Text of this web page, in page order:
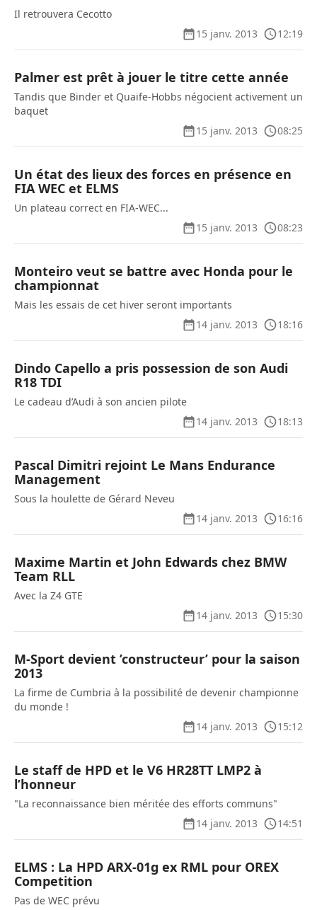
Il retrouvera Cecotto
15 janv. 2013
12:19
Palmer est prêt à jouer le titre cette année
Tandis que Binder et Quaife-Hobbs négocient activement un
baquet
15 janv. 2013
08:25
Un état des lieux des forces en présence en
FIA WEC et ELMS
Un plateau correct en FIA-WEC...
15 janv. 2013
08:23
Monteiro veut se battre avec Honda pour le
championnat
Mais les essais de cet hiver seront importants
14 janv. 2013
18:16
Dindo Capello a pris possession de son Audi
R18 TDI
Le cadeau d’Audi à son ancien pilote
14 janv. 2013
18:13
Pascal Dimitri rejoint Le Mans Endurance
Management
Sous la houlette de Gérard Neveu
14 janv. 2013
16:16
Maxime Martin et John Edwards chez BMW
Team RLL
Avec la Z4 GTE
14 janv. 2013
15:30
M-Sport devient ’constructeur’ pour la saison
2013
La firme de Cumbria à la possibilité de devenir championne
du monde !
14 janv. 2013
15:12
Le staff de HPD et le V6 HR28TT LMP2 à
l’honneur
"La reconnaissance bien méritée des efforts communs"
14 janv. 2013
14:51
ELMS : La HPD ARX-01g ex RML pour OREX
Competition
Pas de WEC prévu